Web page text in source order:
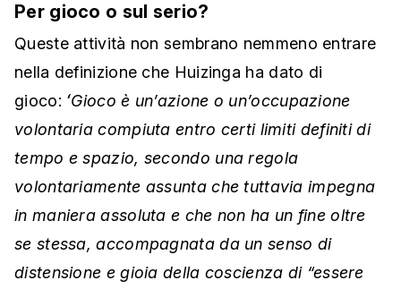
Per gioco o sul serio?
Queste attività non sembrano nemmeno entrare
nella definizione che Huizinga ha dato di
gioco: ʻGioco è unʼazione o unʼoccupazione
volontaria compiuta entro certi limiti definiti di
tempo e spazio, secondo una regola
volontariamente assunta che tuttavia impegna
in maniera assoluta e che non ha un fine oltre
se stessa, accompagnata da un senso di
distensione e gioia della coscienza di “essere